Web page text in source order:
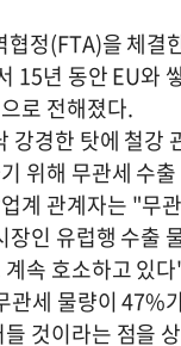
정(FTA)을 체
15년 동안 EU와
로 전해졌다.
강경한 탓에 철강
위해 무관세 수
계 관계자는 "무
장인 유럽행 수출
속 호소하고 있
관세 물량이 47%
것이라는 점을